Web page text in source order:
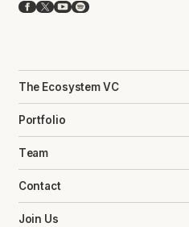
Facebook
X YouTube
Spotify
The Ecosystem VC
Portfolio
Team
Contact
Join Us